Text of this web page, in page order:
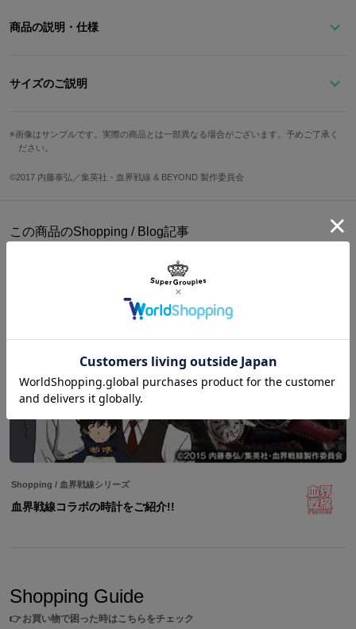
商品の説明・仕様
了承ください。
秘密結社ライブラの構成員、
スティーブン・A・スターフェイズをモチーフにした時計です。
盤面には?の傷をイメージしたエッチングが入っています。
また12時部分には氷をイメージしたストーンを配置しています。
各種ベルトの表と裏で色が違い、
ケース・リュウズ・裏蓋・バックル：ステンレススチール、風防：
ミネラルガラス、文字盤・針：真鍮、機械：MIYOTA2035（日本
サイズのご説明
Free
画像はサンプルです。実際の商品とは一部異なる場合がございます。予めご了承く
ださい。
©2017 内藤泰弘／集英社・血界戦線 & BEYOND 製作委員会
この商品のShopping / Blog記事
Shopping / 血界戦線シリーズ
血界戦線コラボの時計をご紹介!!
Shopping Guide
👉お買い物で困った時はこちらをチェック